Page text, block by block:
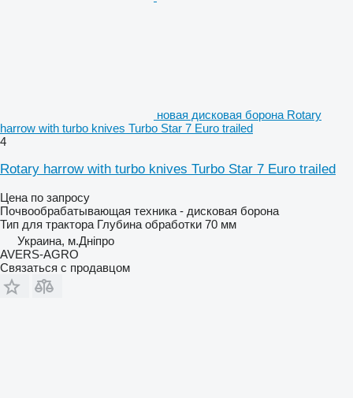
новая дисковая борона Rotary
harrow with turbo knives Turbo Star 7 Euro trailed
4
Rotary harrow with turbo knives Turbo Star 7 Euro trailed
Цена по запросу
Почвообрабатывающая техника - дисковая борона
Тип для трактора Глубина обработки 70 мм
Украина, м.Дніпро
AVERS-AGRO
Связаться с продавцом